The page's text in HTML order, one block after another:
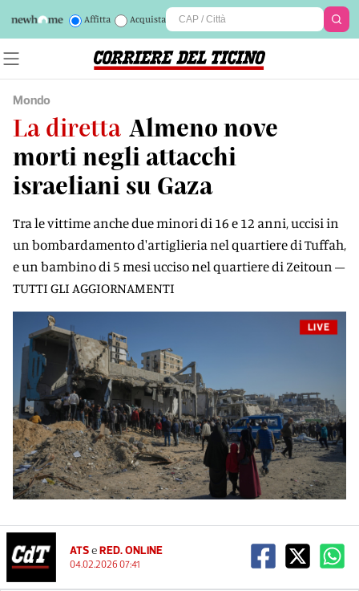
Affitta Acquista
Mondo
La diretta Almeno nove
morti negli attacchi
israeliani su Gaza
Tra le vittime anche due minori di 16 e 12 anni, uccisi in
un bombardamento d'artiglieria nel quartiere di Tuffah,
e un bambino di 5 mesi ucciso nel quartiere di Zeitoun –
TUTTI GLI AGGIORNAMENTI
LIVE
ATSeRED. ONLINE
04.02.2026 07:41